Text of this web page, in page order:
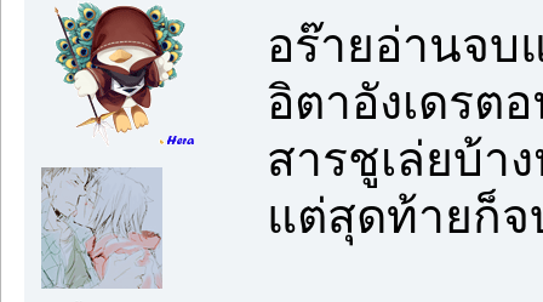
อร๊ายอ่านจบ
อิตาอังเดรต
สารชูเล่ยบ้า
แต่สุดท้ายก็